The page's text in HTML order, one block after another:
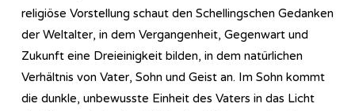
religiöse Vorstellung schaut den Schellingschen Gedanken
der Weltalter, in dem Vergangenheit, Gegenwart und
Zukunft eine Dreieinigkeit bilden, in dem natürlichen
Verhältnis von Vater, Sohn und Geist an. Im Sohn kommt
die dunkle, unbewusste Einheit des Vaters in das Licht